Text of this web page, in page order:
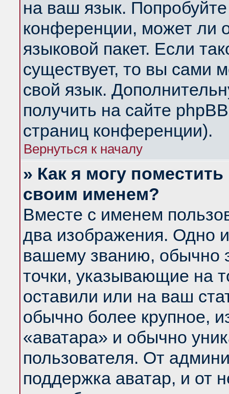
на ваш язык.
конференции, может ли
языковой пакет. Если
существует, то вы сами
свой язык.
получить на сайте
страниц конференции).
Вернуться к началу
» Как я могу
своим именем?
Вместе с именем
два изображения. Одно
вашему званию, обычно
точки, указывающие на
оставили или на ваш
обычно более крупное,
«аватара» и обычно
пользователя. От
поддержка аватар, и от